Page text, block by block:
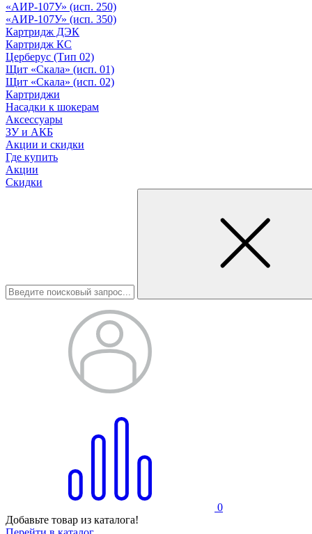
«АИР-107У» (исп. 250)
«АИР-107У» (исп. 350)
Картридж ДЭК
Картридж КС
Церберус (Тип 02)
Щит «Скала» (исп. 01)
Щит «Скала» (исп. 02)
Картриджи
Насадки к шокерам
Аксессуары
ЗУ и АКБ
Акции и скидки
Где купить
Акции
Скидки
0
Добавьте товар из каталога!